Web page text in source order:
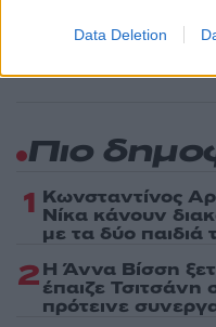
Data Deletion
Πιο
1 Κωνσταντίνος
Νίκα κάνουν
με τα δύο παιδιά
2Η Άννα Βίσση
έπαιζε Τσιτσάνη
πρότεινε